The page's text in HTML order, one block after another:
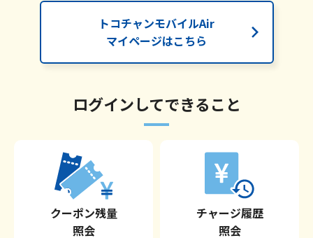
トコチャンモバイルAir
マイページはこちら
ログインしてできること
クーポン残量
照会
チャージ履歴
照会